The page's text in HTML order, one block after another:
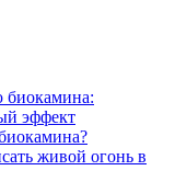
биокамина:
эффект
живой огонь в